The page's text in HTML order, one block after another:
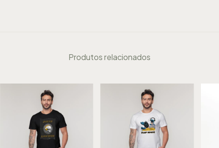
Produtos relacionados